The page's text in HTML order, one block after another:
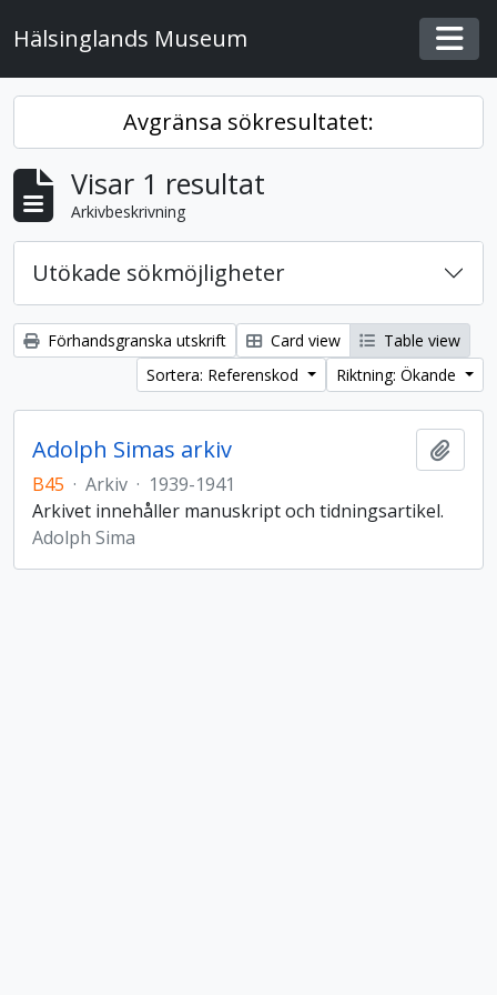
Hälsinglands Museum
Avgränsa sökresultatet:
Visar 1 resultat
Arkivbeskrivning
Utökade sökmöjligheter
Förhandsgranska utskrift Card view
Table view
Sortera: Referenskod
Riktning: Ökande
Adolph Simas arkiv
B45 · Arkiv · 1939-1941
Arkivet innehåller manuskript och tidningsartikel.
Adolph Sima